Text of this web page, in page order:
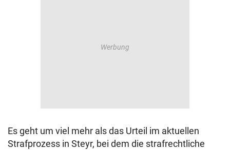
Es geht um viel mehr als das Urteil im aktuellen
Strafprozess in Steyr, bei dem die strafrechtliche